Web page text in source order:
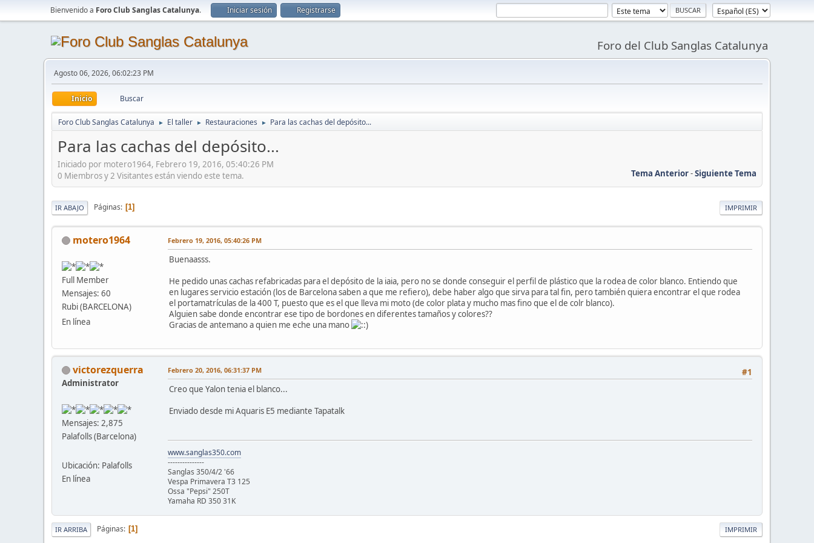
Bienvenido a Foro Club Sanglas Catalunya. Iniciar sesión Registrarse
Foro del Club Sanglas Catalunya
Agosto 06, 2026, 06:02:23 PM
Inicio Buscar
Foro Club Sanglas Catalunya ► El taller ► Restauraciones ► Para las cachas del depósito...
Para las cachas del depósito...
Iniciado por motero1964, Febrero 19, 2016, 05:40:26 PM
Tema Anterior-Siguiente Tema
0 Miembros y 2 Visitantes están viendo este tema.
IMPRIMIR
IR ABAJO Páginas 1
motero1964
Full Member
Mensajes: 60
Rubi (BARCELONA)
En línea
Febrero 19, 2016, 05:40:26 PM
Buenaasss.
He pedido unas cachas refabricadas para el depósito de la iaia, pero no se donde conseguir el perfil de plástico que la rodea de color blanco. Entiendo que
en lugares servicio estación (los de Barcelona saben a que me refiero), debe haber algo que sirva para tal fin, pero también quiera encontrar el que rodea
el portamatrículas de la 400 T, puesto que es el que lleva mi moto (de color plata y mucho mas fino que el de colr blanco).
Alguien sabe donde encontrar ese tipo de bordones en diferentes tamaños y colores??
Gracias de antemano a quien me eche una mano
victorezquerra
Administrator
Mensajes: 2,875
Palafolls (Barcelona)
Ubicación: Palafolls
En línea
#1
Febrero 20, 2016, 06:31:37 PM
Creo que Yalon tenia el blanco...
Enviado desde mi Aquaris E5 mediante Tapatalk
www.sanglas350.com
---------------
Sanglas 350/4/2 '66
Vespa Primavera T3 125
Ossa "Pepsi" 250T
Yamaha RD 350 31K
IMPRIMIR
IR ARRIBA Páginas 1